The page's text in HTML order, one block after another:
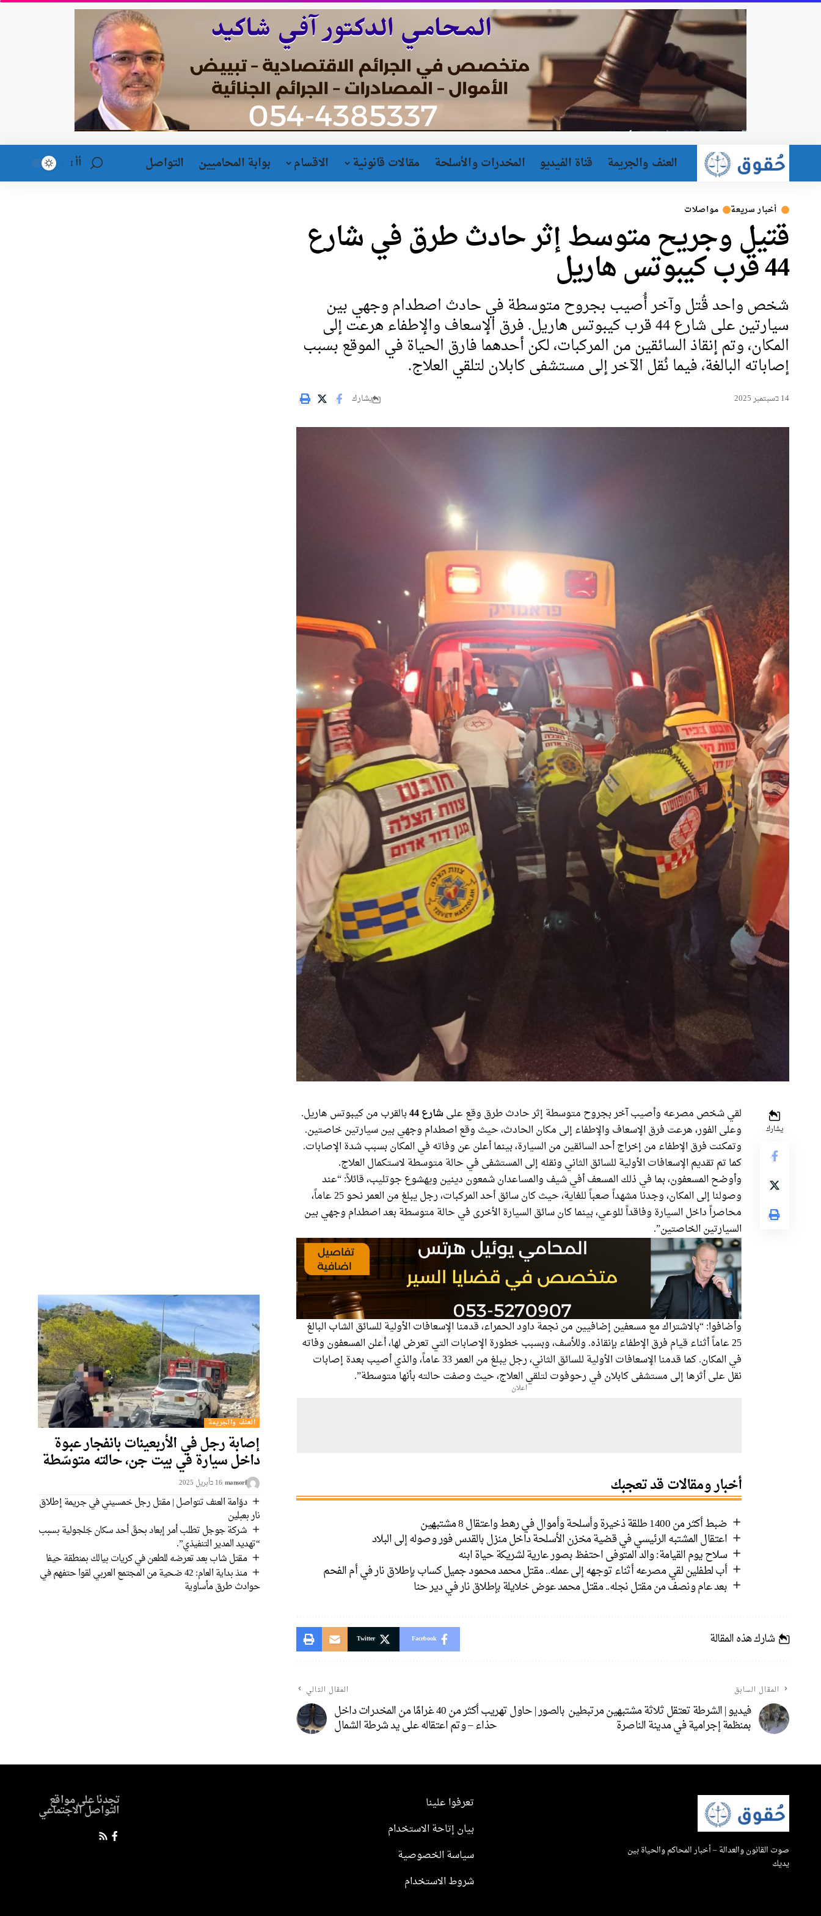
العنف والجريمة قناة الفيديو المخدرات والأسلحة مقالات قانونية الاقسام بوابة المحاميين التواصل أأ
أخبار سريعة مواصلات
قتيل وجريح متوسط إثر حادث طرق في شارع
44 قرب كيبوتس هاريل
شخص واحد قُتل وآخر أُصيب بجروح متوسطة في حادث اصطدام وجهي بين
سيارتين على شارع 44 قرب كيبوتس هاريل. فرق الإسعاف والإطفاء هرعت إلى
المكان، وتم إنقاذ السائقين من المركبات، لكن أحدهما فارق الحياة في الموقع بسبب
إصاباته البالغة، فيما نُقل الآخر إلى مستشفى كابلان لتلقي العلاج.
14 בسبتمبر 2025 يشارك
يشارك
لقي شخص مصرعه وأصيب آخر بجروح متوسطة إثر حادث طرق وقع علىشارع 44
بالقرب من كيبوتس هاريل.
وعلى الفور، هرعت فرق الإسعاف والإطفاء إلى مكان الحادث، حيث وقع اصطدام وجهي بين سيارتين خاصتين.
وتمكنت فرق الإطفاء من إخراج أحد السائقين من السيارة، بينما أعلن عن وفاته في المكان بسبب شدة الإصابات.
كما تم تقديم الإسعافات الأولية للسائق الثاني ونقله إلى المستشفى في حالة متوسطة لاستكمال العلاج.
وأوضح المسعفون، بما في ذلك المسعف أفي شيف والمساعدان شمعون دينين ويهشوع جوتليب، قائلاً: “عند
وصولنا إلى المكان، وجدنا مشهداً صعباً للغاية، حيث كان سائق أحد المركبات، رجل يبلغ من العمر نحو 25 عاماً،
محاصراً داخل السيارة وفاقداً للوعي، بينما كان سائق السيارة الأخرى في حالة متوسطة بعد اصطدام وجهي بين
السيارتين الخاصتين”.
وأضافوا: “بالاشتراك مع مسعفين إضافيين من نجمة داود الحمراء، قدمنا الإسعافات الأولية للسائق الشاب البالغ
25 عاماً أثناء قيام فرق الإطفاء بإنقاذه. وللأسف، وبسبب خطورة الإصابات التي تعرض لها، أعلن المسعفون وفاته
في المكان. كما قدمنا الإسعافات الأولية للسائق الثاني، رجل يبلغ من العمر 33 عاماً، والذي أصيب بعدة إصابات
نقل على أثرها إلى مستشفى كابلان في رحوفوت لتلقي العلاج، حيث وصفت حالته بأنها متوسطة”.
اعلان
أخبار ومقالات قد تعجبك
ضبط أكثر من 1400 طلقة ذخيرة وأسلحة وأموال في رهط واعتقال 8 مشتبهين
اعتقال المشتبه الرئيسي في قضية مخزن الأسلحة داخل منزل بالقدس فور وصوله إلى البلاد
سلاح يوم القيامة: والد المتوفى احتفظ بصور عارية لشريكة حياة ابنه
أب لطفلين لقي مصرعه أثناء توجهه إلى عمله.. مقتل محمد محمود جميل كساب بإطلاق نار في أم الفحم
بعد عام ونصف من مقتل نجله.. مقتل محمد عوض خلايلة بإطلاق نار في دير حنا
شارك هذه المقالة Facebook
Twitter
المقال السابق
فيديو | الشرطة تعتقل ثلاثة مشتبهين مرتبطين
بمنظمة إجرامية في مدينة الناصرة
المقال التالي
بالصور | حاول تهريب أكثر من 40 غرامًا من المخدرات داخل
حذاء – وتم اعتقاله على يد شرطة الشمال
العنف والجريمة
إصابة رجل في الأربعينات بانفجار عبوة
داخل سيارة في بيت جن، حالته متوسّطة
mansorf16 בأبريل 2025
دوّامة العنف تتواصل | مقتل رجل خمسيني في جريمة إطلاق
نار بعبلين
شركة جوجل تطلب أمر إبعاد بحقّ أحد سكان جَلجولية بسبب
“تهديد المدير التنفيذي”.
مقتل شاب بعد تعرضه للطعن في كريات بيالك بمنطقة حيفا
منذ بداية العام: 42 ضحية من المجتمع العربي لقوا حتفهم في
حوادث طرق مأساوية
صوت القانون والعدالة – أخبار المحاكم والحياة بين
يديك
تعرفوا علينا
بيان إتاحة الاستخدام
سياسة الخصوصية
شروط الاستخدام
تجدنا على مواقع
التواصل الاجتماعي